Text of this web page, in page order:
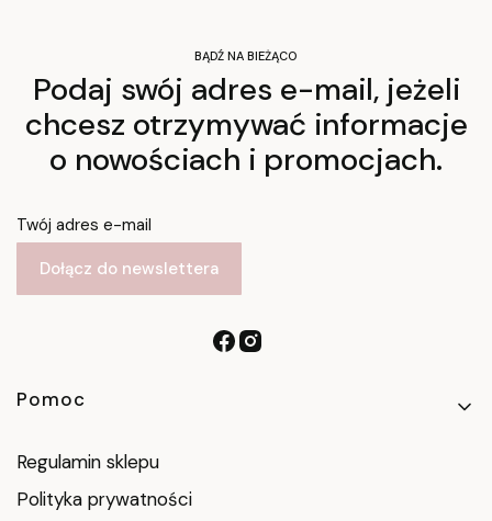
BĄDŹ NA BIEŻĄCO
Podaj swój adres e-mail, jeżeli
chcesz otrzymywać informacje
o nowościach i promocjach.
Twój adres e-mail
Dołącz do newslettera
Linki w stopce
Pomoc
Regulamin sklepu
Polityka prywatności